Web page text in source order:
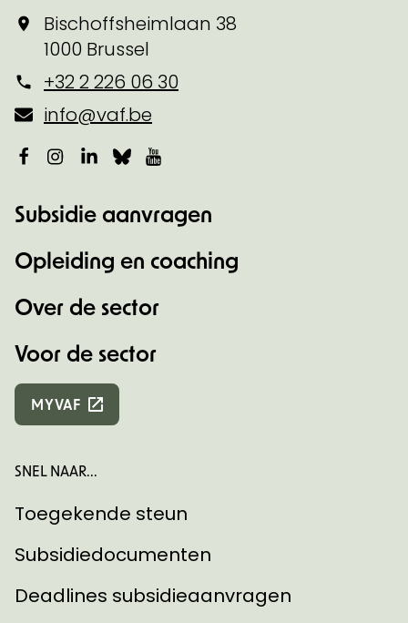
Bischoffsheimlaan 38
1000 Brussel
+32 2 226 06 30
info@vaf.be
Facebook
Instagram
LinkedIn
Bluesky
Subsidie aanvragen
Opleiding en coaching
Over de sector
Voor de sector
MYVAF
SNEL NAAR...
Toegekende steun
Subsidiedocumenten
Deadlines subsidieaanvragen